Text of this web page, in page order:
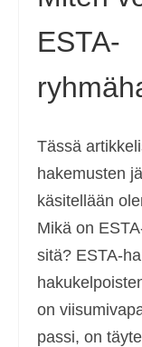
ESTA-
Tässä
hakemusten
käsitellään
Mikä on
sitä? ESTA-
on
passi, on